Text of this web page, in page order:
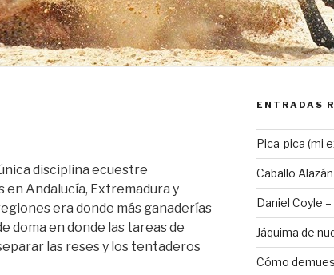
disciplina ecuestre
Andalucía, Extremadura y
era donde más ganaderías
doma en donde las tareas de
las reses y los tentaderos
ENTRADAS
Pica-pica (mi
Caballo
Daniel Coyle –
Jáquima de
Cómo